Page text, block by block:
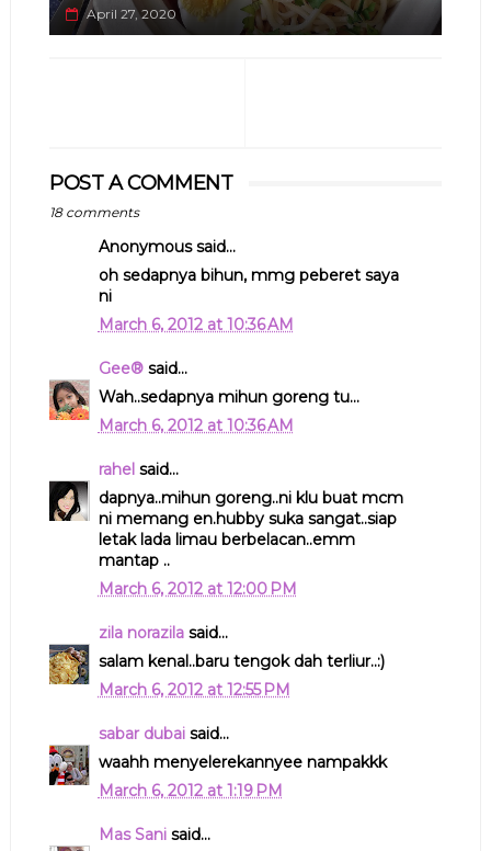
April 27, 2020
POST A COMMENT
18 comments
Anonymous said...
oh sedapnya bihun, mmg peberet saya
ni
March 6, 2012 at 10:36 AM
Gee®said...
Wah..sedapnya mihun goreng tu...
March 6, 2012 at 10:36 AM
rahelsaid...
dapnya..mihun goreng..ni klu buat mcm
ni memang en.hubby suka sangat..siap
letak lada limau berbelacan..emm
mantap ..
March 6, 2012 at 12:00 PM
zila norazilasaid...
salam kenal..baru tengok dah terliur..:)
March 6, 2012 at 12:55 PM
sabar dubaisaid...
waahh menyelerekannyee nampakkk
March 6, 2012 at 1:19 PM
Mas Sanisaid...